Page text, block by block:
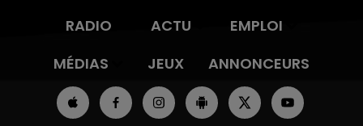
RADIO ACTU
EMPLOI
MÉDIAS
JEUX ANNONCEURS